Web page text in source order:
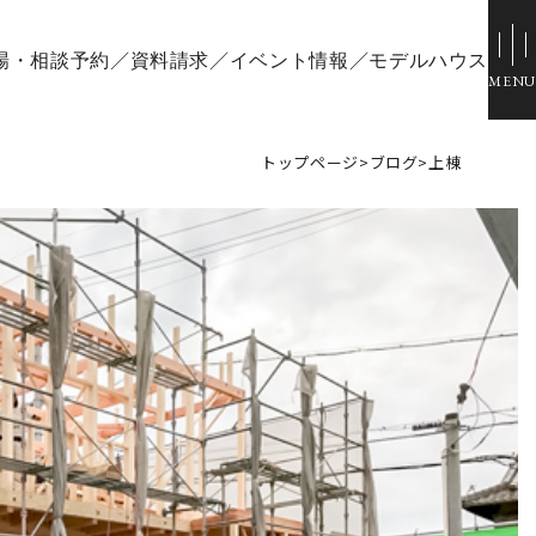
・相談予約 資料請求 イベント情報 モデルハウス
ス
倉敷
スタッフブログ
会社概要
スタッフ紹介
採用情報
お客様ご紹介制度
個人情報保護方針
トップページ>ブログ>上棟